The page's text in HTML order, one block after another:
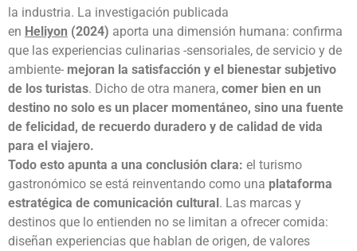
la industria. La investigación publicada
en Heliyon (2024) aporta una dimensión humana: confirma
que las experiencias culinarias -sensoriales, de servicio y de
ambiente- mejoran la satisfacción y el bienestar subjetivo
de los turistas. Dicho de otra manera, comer bien en un
destino no solo es un placer momentáneo, sino una fuente
de felicidad, de recuerdo duradero y de calidad de vida
para el viajero.
Todo esto apunta a una conclusión clara: el turismo
gastronómico se está reinventando como una plataforma
estratégica de comunicación cultural. Las marcas y
destinos que lo entienden no se limitan a ofrecer comida:
diseñan experiencias que hablan de origen, de valores